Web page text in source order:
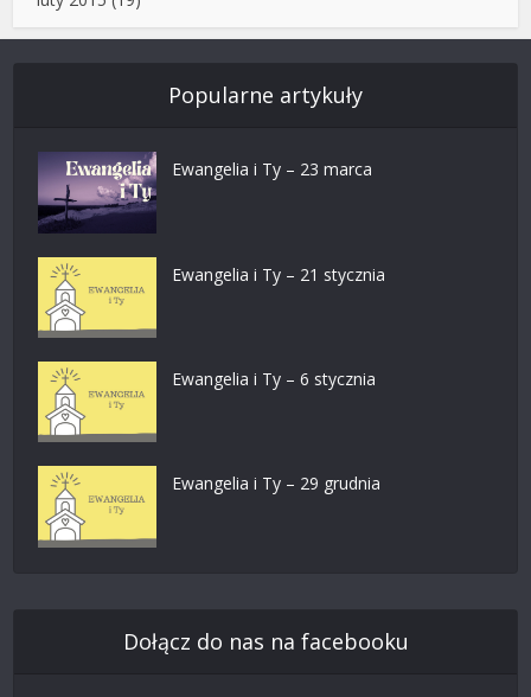
Popularne artykuły
Ewangelia i Ty – 23 marca
Ewangelia i Ty – 21 stycznia
Ewangelia i Ty – 6 stycznia
Ewangelia i Ty – 29 grudnia
Dołącz do nas na facebooku